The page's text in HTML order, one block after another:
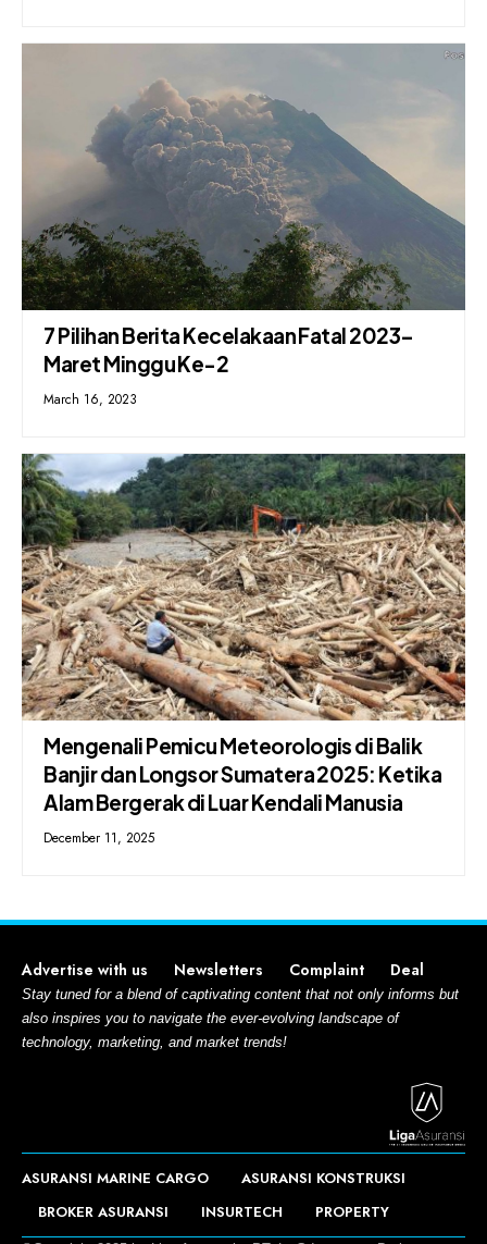
7 Pilihan Berita Kecelakaan Fatal 2023–
Maret Minggu Ke-2
March 16, 2023
Mengenali Pemicu Meteorologis di Balik
Banjir dan Longsor Sumatera 2025: Ketika
Alam Bergerak di Luar Kendali Manusia
December 11, 2025
Advertise with us Newsletters Complaint Deal
Stay tuned for a blend of captivating content that not only informs but
also inspires you to navigate the ever-evolving landscape of
technology, marketing, and market trends!
ASURANSI MARINE CARGO
ASURANSI KONSTRUKSI
BROKER ASURANSI
INSURTECH PROPERTY